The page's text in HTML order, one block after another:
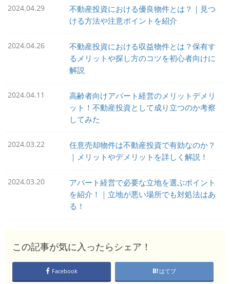
2024.04.29
不動産投資における優良物件とは？｜見つ
ける方法や注意ポイントを紹介
2024.04.26
不動産投資における収益物件とは？保有す
るメリットや探し方のコツを初心者向けに
解説
2024.04.11
高齢者向けアパート経営のメリットデメリ
ット！不動産投資として成り立つのか考察
してみた
2024.03.22
任意売却物件は不動産投資で有効なのか？
｜メリットやデメリットを詳しく解説！
2024.03.20
アパート経営で必要な立地を選ぶポイント
を紹介！｜立地が悪い場所でも対処法はあ
る！
この記事が気に入ったらシェア！
Facebook はてブ